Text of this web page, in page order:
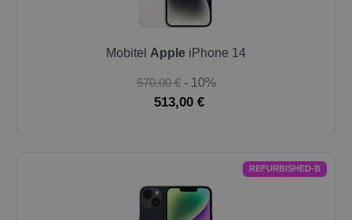
Mobitel Apple iPhone 14
570,00 € - 10%
513,00 €
REFURBISHED-B